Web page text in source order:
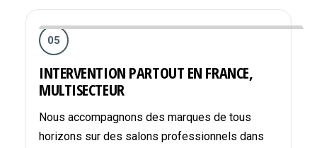
05
INTERVENTION PARTOUT EN FRANCE,
MULTISECTEUR
Nous accompagnons des marques de tous
horizons sur des salons professionnels dans